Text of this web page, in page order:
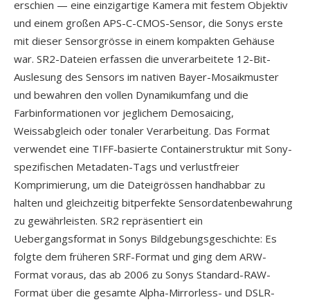
erschien — eine einzigartige Kamera mit festem Objektiv
und einem großen APS-C-CMOS-Sensor, die Sonys erste
mit dieser Sensorgrösse in einem kompakten Gehäuse
war. SR2-Dateien erfassen die unverarbeitete 12-Bit-
Auslesung des Sensors im nativen Bayer-Mosaikmuster
und bewahren den vollen Dynamikumfang und die
Farbinformationen vor jeglichem Demosaicing,
Weissabgleich oder tonaler Verarbeitung. Das Format
verwendet eine TIFF-basierte Containerstruktur mit Sony-
spezifischen Metadaten-Tags und verlustfreier
Komprimierung, um die Dateigrössen handhabbar zu
halten und gleichzeitig bitperfekte Sensordatenbewahrung
zu gewährleisten. SR2 repräsentiert ein
Uebergangsformat in Sonys Bildgebungsgeschichte: Es
folgte dem früheren SRF-Format und ging dem ARW-
Format voraus, das ab 2006 zu Sonys Standard-RAW-
Format über die gesamte Alpha-Mirrorless- und DSLR-